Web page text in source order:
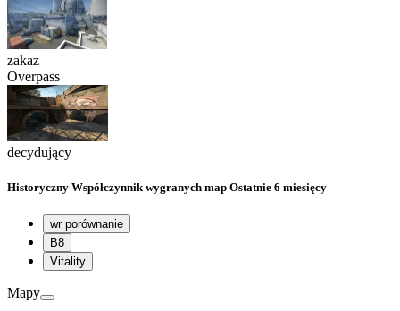
zakaz
Overpass
decydujący
Historyczny Współczynnik wygranych map Ostatnie 6 miesięcy
wr porównanie
B8
Vitality
Mapy